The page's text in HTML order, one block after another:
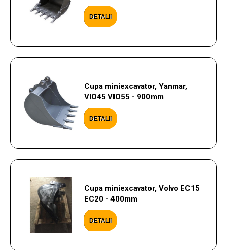
DETALII
Cupa miniexcavator, Yanmar,
VIO45 VIO55 - 900mm
DETALII
Cupa miniexcavator, Volvo EC15
EC20 - 400mm
DETALII